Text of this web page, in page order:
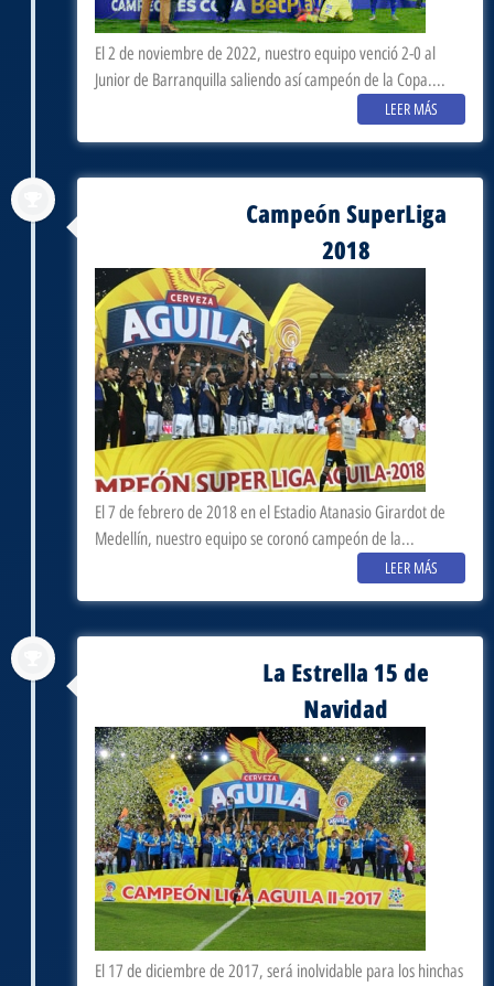
El 2 de noviembre de 2022, nuestro equipo venció 2-0 al
Junior de Barranquilla saliendo así campeón de la Copa....
LEER MÁS
Campeón SuperLiga
2018
El 7 de febrero de 2018 en el Estadio Atanasio Girardot de
Medellín, nuestro equipo se coronó campeón de la...
LEER MÁS
La Estrella 15 de
Navidad
El 17 de diciembre de 2017, será inolvidable para los hinchas